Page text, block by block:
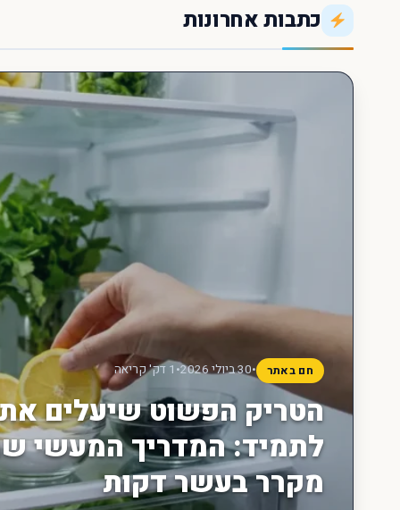
חפש
עכשיו
כתבות אחרונות
חם באתר •30 ביולי 2026 • 1 דק' קריאה
הטריק הפשוט שיעלים
לתמיד: המדריך המעשי
מקרר בעשר דקות